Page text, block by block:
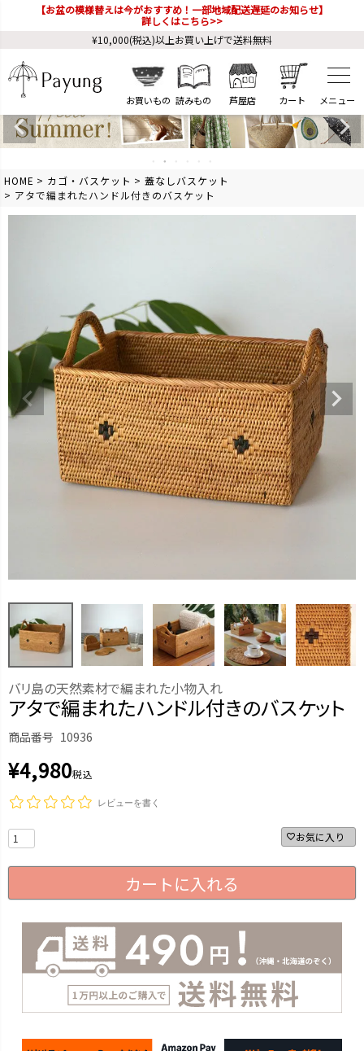
【お盆の模様替えは今がおすすめ！一部地域配送遅延のお知らせ】
詳しくはこちら>>
¥10,000(税込)以上お買い上げで送料無料
お買いもの 読みもの 芦屋店 カート
HOME カゴ・バスケット
蓋なしバスケット
アタで編まれたハンドル付きのバスケット
バリ島の天然素材で編まれた小物入れ
アタで編まれたハンドル付きのバスケット
商品番号 10936
¥4,980税込
レビューを書く
お気に入り
カートに入れる